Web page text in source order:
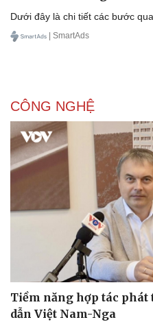
Vì cộng đồng
Dưới đây là chi tiết các bước
| SmartAds
CÔNG NGHỆ
Tiềm năng hợp tác
dẫn Việt Nam-Nga